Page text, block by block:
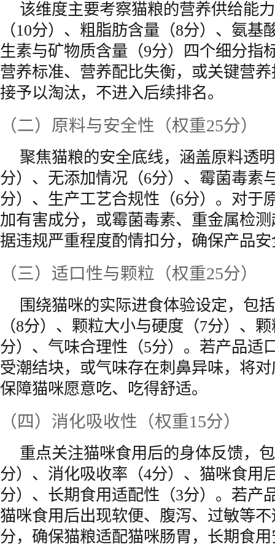
该维度主要考察猫粮的营养供给能
（10分）、粗脂肪含量（8分）、氨基
生素与矿物质含量（9分）四个细分指
营养标准、营养配比失衡，或关键营
接予以淘汰，不进入后续排名。
（二）原料与安全性（权重25分）
聚焦猫粮的安全底线，涵盖原料透
分）、无添加情况（6分）、霉菌毒素
分）、生产工艺合规性（6分）。对于
加有害成分，或霉菌毒素、重金属检
据违规严重程度酌情扣分，确保产品
（三）适口性与颗粒（权重25分）
围绕猫咪的实际进食体验设定，包
（8分）、颗粒大小与硬度（7分）、
分）、气味合理性（5分）。若产品适
受潮结块，或气味存在刺鼻异味，将
保障猫咪愿意吃、吃得舒适。
（四）消化吸收性（权重15分）
重点关注猫咪食用后的身体反馈，
分）、消化吸收率（4分）、猫咪食用
分）、长期食用适配性（3分）。若产
猫咪食用后出现软便、腹泻、过敏等
分，确保猫粮适配猫咪肠胃，长期食